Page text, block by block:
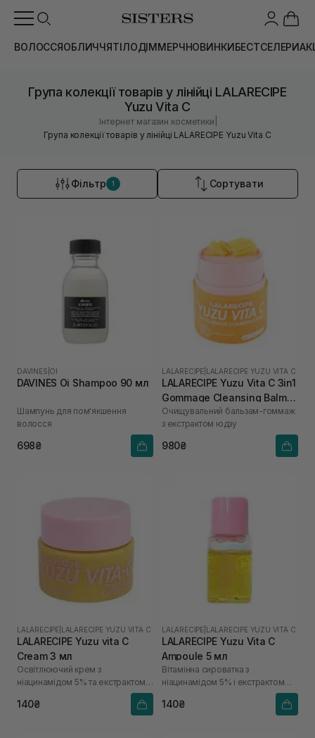
ВОЛОССЯОБЛИЧЧЯТІЛОДІММЕРЧНОВИНКИБЕСТСЕЛЕРИ
Група колекції товарів у лінійці LALARECIPE
Yuzu Vita C
Інтернет магазин косметики
Група колекції товарів у лінійці LALARECIPE Yuzu Vita C
Фільтр 1 Сортувати
DAVINES OI
DAVINES Oi Shampoo 90 мл
Шампунь для пом'якшення
волосся
698₴
LALARECIPE LALARECIPE YUZU VITA C
LALARECIPE Yuzu Vita C 3in1
Gommage Cleansing Balm
50 мл
Очищувальний бальзам-гоммаж
з екстрактом юдзу
980₴
LALARECIPE LALARECIPE YUZU VITA C
LALARECIPE Yuzu vita C
Cream 3 мл
Освітлюючий крем з
ніацинамідом 5% та екстрактом
140₴
LALARECIPE LALARECIPE YUZU VITA C
LALARECIPE Yuzu Vita C
Ampoule 5 мл
Вітамінна сироватка з
ніацинамідом 5% і екстрактом
140₴